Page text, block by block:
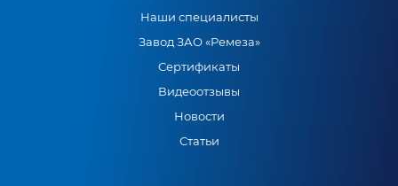
Наши специалисты
Завод ЗАО «Ремеза»
Сертификаты
Видеоотзывы
Новости
Статьи